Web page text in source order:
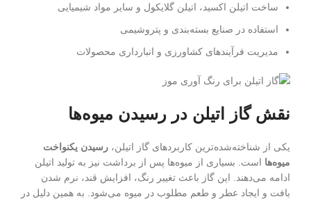
ساخت اتیلن اکسید، اتیلن گلایکول و سایر مواد شیمیایی
استفاده در صنایع بسته‌بندی و پتروشیمی
مدیریت فرآیندهای کشاورزی و انبارداری محصولات
نقش گاز اتیلن در رسیدن میوه‌ها
یکی از شناخته‌شده‌ترین کاربردهای گاز اتیلن، رسیدن یکنواخت
میوه‌ها است. بسیاری از میوه‌ها پس از برداشت نیز به تولید اتیلن
ادامه می‌دهند. این گاز باعث تغییر رنگ، افزایش قند، نرم شدن
بافت و ایجاد عطر و طعم مطلوب در میوه می‌شود. به همین دلیل در